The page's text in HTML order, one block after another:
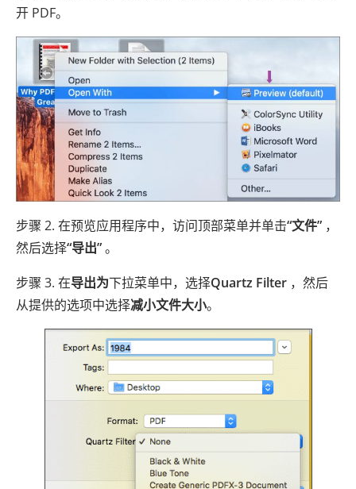
开 PDF。
步骤 2. 在预览应用程序中，访问顶部菜单并单击“文件” ，
然后选择“导出”。
步骤 3. 在导出为下拉菜单中，选择Quartz Filter ，然后
从提供的选项中选择减小文件大小。